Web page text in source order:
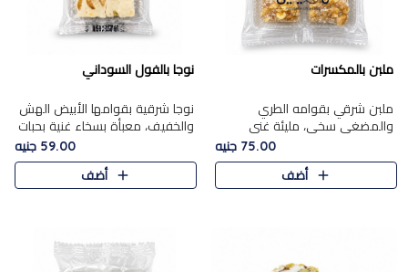
ملبن بالمكسرات
ملبن شرقي بقوامه الطري
والمضغي سخي، مليئة غني
بتشكيلة فاخرة من المكسرات
مشكلة المختارة التي تقدم تضيف
قرمشة مميزة مرضية ونكهة
75.00 جنيه
أضف
نوجا بالفول السوداني
نوجا شرقية بقوامها الأبيض الهش
والخفيف، معبأة بسخاء غنية بحبات
الفول السوداني المحمص التي
يقدم تضيف قرمشة مميزة مرضية
وتوازنًا رائعًا مع حلا..
59.00 جنيه
أضف